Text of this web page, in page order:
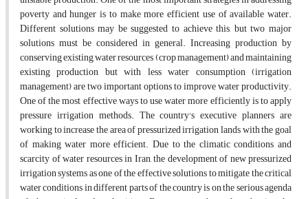
poverty and hunger is to make more efficient use of available water.
Different solutions may be suggested to achieve this, but two major
solutions must be considered in general. Increasing production by
conserving existing water resources (crop management) and maintaining
existing production but with less water consumption (irrigation
management) are two important options to improve water productivity.
One of the most effective ways to use water more efficiently is to apply
pressure irrigation methods. The country's executive planners are
working to increase the area of pressurized irrigation lands with the goal
of making water more efficient. Due to the climatic conditions and
scarcity of water resources in Iran, the development of new pressurized
irrigation systems as one of the effective solutions to mitigate the critical
water conditions in different parts of the country is on the serious agenda